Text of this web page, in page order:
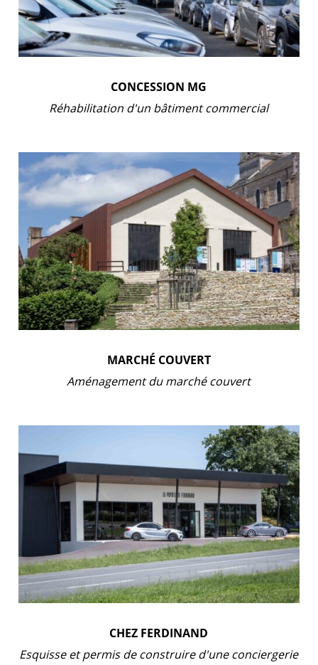
CONCESSION MG
Réhabilitation d'un bâtiment commercial
MARCHÉ COUVERT
Aménagement du marché couvert
CHEZ FERDINAND
Esquisse et permis de construire d'une conciergerie